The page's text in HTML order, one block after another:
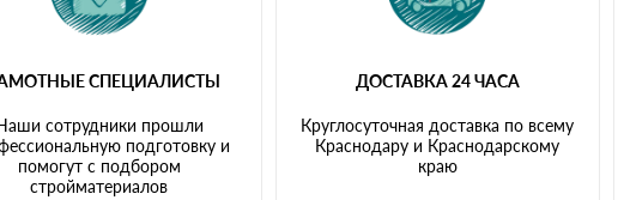
СПЕЦИАЛИСТЫ
сотрудники прошли
подготовку и
помогут с подбором
стройматериалов
ДОСТАВКА 24 ЧАСА
Круглосуточная доставка по всему
Краснодару и Краснодарскому
краю